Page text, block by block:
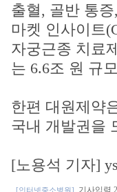
출혈, 골반 통
마켓 인사이트
자궁근종 치료
는 6.6조 원 규
한편 대원제약
국내 개발권을
[노용석 기자]
[인터넷중소병원] 기사입력